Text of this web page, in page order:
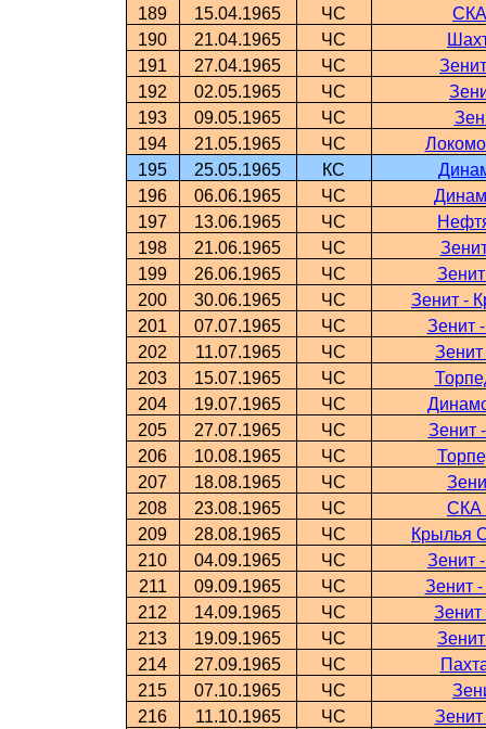
189
15.04.1965 ЧС
190
21.04.1965 ЧС
191
27.04.1965 ЧС
192
02.05.1965 ЧС
193
09.05.1965 ЧС
194
21.05.1965 ЧС
195
25.05.1965 КС
196
06.06.1965 ЧС
197
13.06.1965 ЧС
198
21.06.1965 ЧС
199
26.06.1965 ЧС
200
30.06.1965 ЧС
Зенит -
201
07.07.1965 ЧС
Зенит
202
11.07.1965 ЧС
203
15.07.1965 ЧС
204
19.07.1965 ЧС
205
27.07.1965 ЧС
Зенит
206
10.08.1965 ЧС
207
18.08.1965 ЧС
208
23.08.1965 ЧС
СКА
209
28.08.1965 ЧС
Крылья
210
04.09.1965 ЧС
Зенит
211
09.09.1965 ЧС
Зенит
212
14.09.1965 ЧС
213
19.09.1965 ЧС
214
27.09.1965 ЧС
215
07.10.1965 ЧС
216
11.10.1965 ЧС